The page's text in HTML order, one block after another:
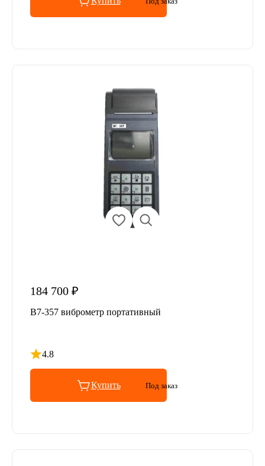
184 700 ₽
В7-357 виброметр портативный
4.8
Рейтинг 4.8 из 5
Купить Под заказ